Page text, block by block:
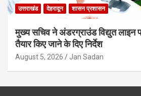
उत्तराखंड देहरादून शासन प्रशासन
मुख्य सचिव ने अंडरग्राउंड विद्युत लाइन
तैयार किए जाने के दिए निर्देश
August 5, 2026 Jan Sadan